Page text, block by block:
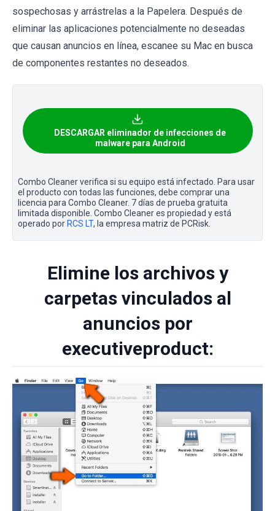
sospechosas y arrástrelas a la Papelera. Después de
eliminar las aplicaciones potencialmente no deseadas
que causan anuncios en línea, escanee su Mac en busca
de componentes restantes no deseados.
DESCARGAR eliminador de infecciones de
malware para Android
Combo Cleaner verifica si su equipo está infectado. Para usar
el producto con todas las funciones, debe comprar una
licencia para Combo Cleaner. 7 días de prueba gratuita
limitada disponible. Combo Cleaner es propiedad y está
operado por RCS LT, la empresa matriz de PCRisk.
Elimine los archivos y
carpetas vinculados al
anuncios por
executiveproduct: